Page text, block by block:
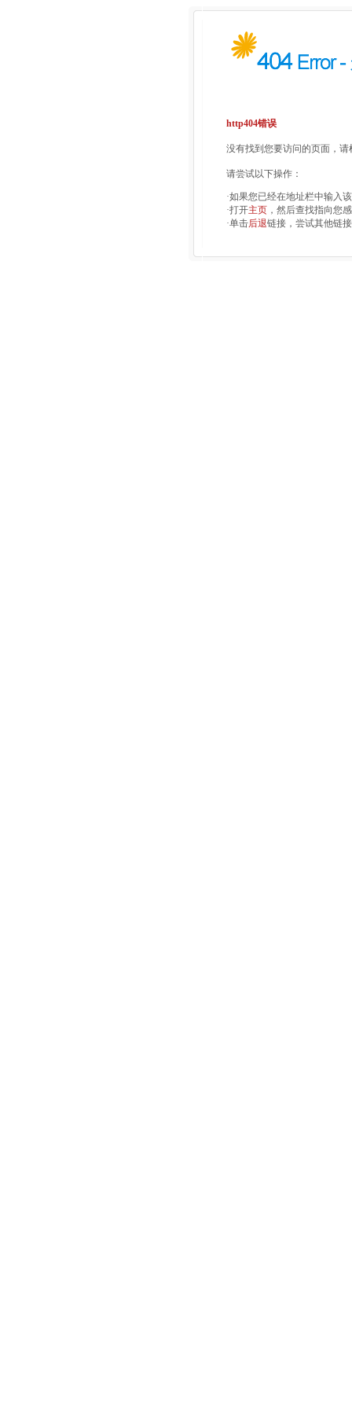
http404错误
没有找到您要访问的页面，
请尝试以下操作：
·如果您已经在地址栏中输入
·打开主页 ，然后查找指向您
·单击后退链接，尝试其他链